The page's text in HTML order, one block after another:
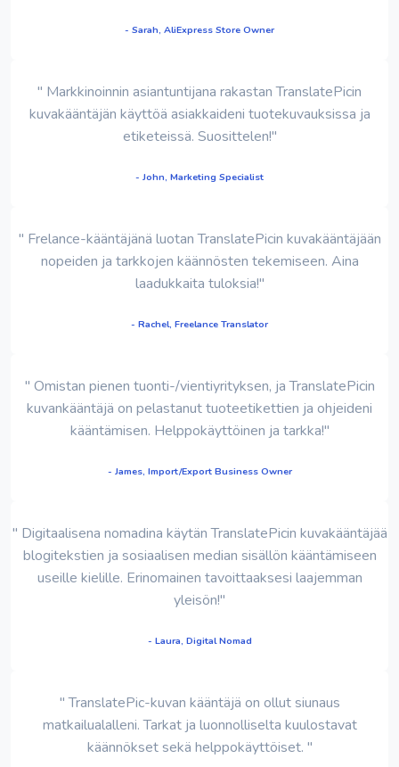
- Sarah, AliExpress Store Owner
" Markkinoinnin asiantuntijana rakastan TranslatePicin
kuvakääntäjän käyttöä asiakkaideni tuotekuvauksissa ja
etiketeissä. Suosittelen!"
- John, Marketing Specialist
" Frelance-kääntäjänä luotan TranslatePicin kuvakääntäjään
nopeiden ja tarkkojen käännösten tekemiseen. Aina
laadukkaita tuloksia!"
- Rachel, Freelance Translator
" Omistan pienen tuonti-/vientiyrityksen, ja TranslatePicin
kuvankääntäjä on pelastanut tuoteetikettien ja ohjeideni
kääntämisen. Helppokäyttöinen ja tarkka!"
- James, Import/Export Business Owner
" Digitaalisena nomadina käytän TranslatePicin kuvakääntäjää
blogitekstien ja sosiaalisen median sisällön kääntämiseen
useille kielille. Erinomainen tavoittaaksesi laajemman
yleisön!"
- Laura, Digital Nomad
" TranslatePic-kuvan kääntäjä on ollut siunaus
matkailualalleni. Tarkat ja luonnolliselta kuulostavat
käännökset sekä helppokäyttöiset. "